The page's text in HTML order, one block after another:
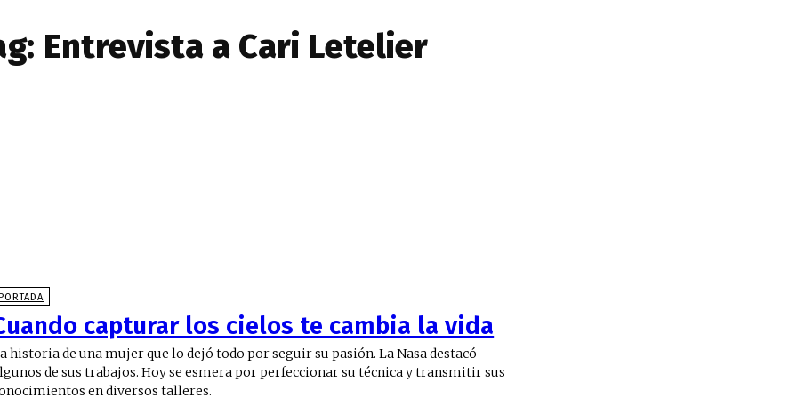
Entrevista a Cari Letelier
PORTADA
capturar los cielos te cambia la vida
historia de una mujer que lo dejó todo por seguir su pasión. La Nasa destacó
de sus trabajos. Hoy se esmera por perfeccionar su técnica y transmitir sus
en diversos talleres.